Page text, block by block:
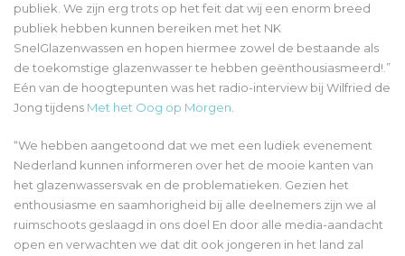
publiek. We zijn erg trots op het feit dat wij een enorm breed
publiek hebben kunnen bereiken met het NK
SnelGlazenwassen en hopen hiermee zowel de bestaande als
de toekomstige glazenwasser te hebben geënthousiasmeerd!.”
Eén van de hoogtepunten was het radio-interview bij Wilfried de
Jong tijdens Met het Oog op Morgen
“We hebben aangetoond dat we met een ludiek evenement
Nederland kunnen informeren over het de mooie kanten van
het glazenwassersvak en de problematieken. Gezien het
enthousiasme en saamhorigheid bij alle deelnemers zijn we al
ruimschoots geslaagd in ons doel En door alle media-aandacht
open en verwachten we dat dit ook jongeren in het land zal